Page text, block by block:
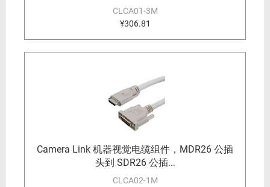
CLCA01-3M
¥306.81
Camera Link 机器视觉电缆组件，MDR26 公插
头到 SDR26 公插...
CLCA02-1M